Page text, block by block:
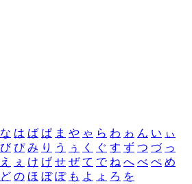
な は ば ぱ ま や ゃ ら わ ゎ ん い ぃ
び ぴ み り う ぅ く ぐ す ず つ づ っ
え ぇ け げ せ ぜ て で ね へ べ ぺ め
ど の ほ ぼ ぽ も よ ょ ろ を